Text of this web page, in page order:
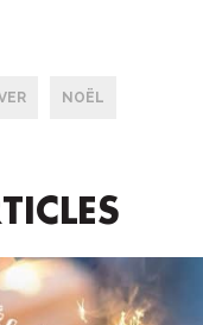
NOËL